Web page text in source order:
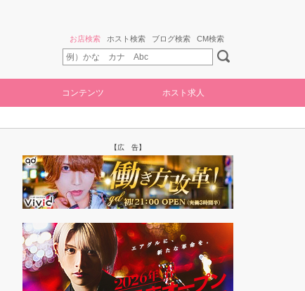
お店検索 ホスト検索 ブログ検索 CM検索
コンテンツ ホスト求人
【広 告】